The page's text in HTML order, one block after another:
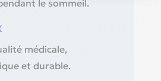
le sommeil.
médicale,
et durable.